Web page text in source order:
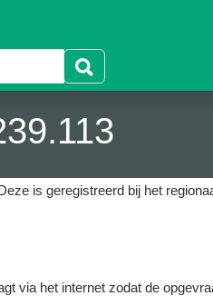
is geregistreerd bij het
via het internet zodat de